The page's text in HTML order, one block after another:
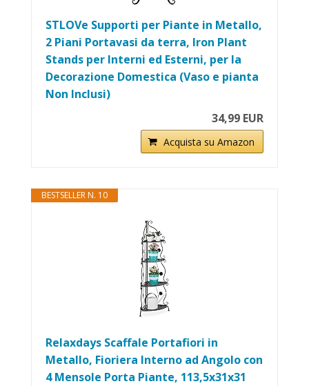
STLOVe Supporti per Piante in Metallo,
2 Piani Portavasi da terra, Iron Plant
Stands per Interni ed Esterni, per la
Decorazione Domestica (Vaso e pianta
Non Inclusi)
34,99 EUR
Acquista su Amazon
BESTSELLER N. 10
Relaxdays Scaffale Portafiori in
Metallo, Fioriera Interno ad Angolo con
4 Mensole Porta Piante, 113,5x31x31